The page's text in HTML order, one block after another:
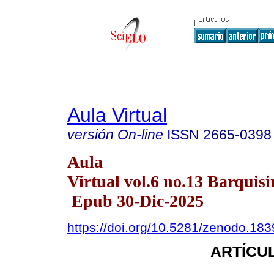
Aula Virtual
versión On-line ISSN 2665-0398
Aula
Virtual vol.6 no.13
Epub 30-Dic-2025
https://doi.org/10.5281/